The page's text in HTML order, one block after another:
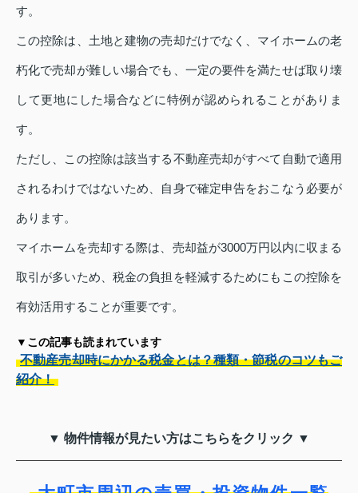
す。
この控除は、土地と建物の売却だけでなく、マイホームの老
朽化で売却が難しい場合でも、一定の要件を満たせば取り壊
して更地にした場合などに特例が認められることがありま
す。
ただし、この控除は該当する不動産売却がすべて自動で適用
されるわけではないため、自身で確定申告をおこなう必要が
あります。
マイホームを売却する際は、売却益が3000万円以内に収まる
取引が多いため、税金の負担を軽減するためにもこの控除を
有効活用することが重要です。
▼この記事も読まれています
不動産売却時にかかる税金とは？種類・節税のコツもご
紹介！
▼ 物件情報が見たい方はこちらをクリック ▼